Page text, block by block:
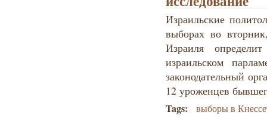
Израильские
выборах во
Израиля
израильском
законодательный
12 уроженцев
Tags: выборы в